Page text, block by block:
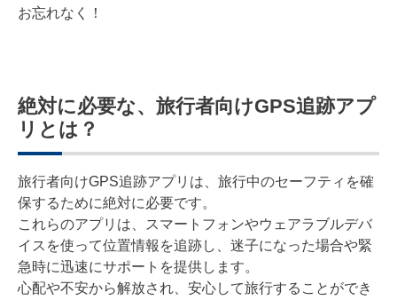
お忘れなく！
絶対に必要な、旅行者向けGPS追跡アプ
リとは？
旅行者向けGPS追跡アプリは、旅行中のセーフティを確
保するために絶対に必要です。
これらのアプリは、スマートフォンやウェアラブルデバ
イスを使って位置情報を追跡し、迷子になった場合や緊
急時に迅速にサポートを提供します。
心配や不安から解放され、安心して旅行することができ